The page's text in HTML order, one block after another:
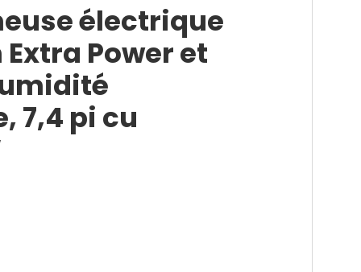
électrique
Power et
7,4 pi cu